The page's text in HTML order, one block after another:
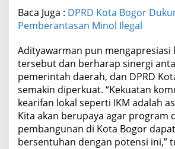
Baca Juga : DPRD Kota Bogor
Pemberantasan Minol Ilegal
Adityawarman pun mengapresiasi
tersebut dan berharap sinergi
pemerintah daerah, dan DPRD
semakin diperkuat. “Kekuatan
kearifan lokal seperti IKM adalah
Kita akan berupaya agar program
pembangunan di Kota Bogor
bersentuhan dengan potensi ini,”